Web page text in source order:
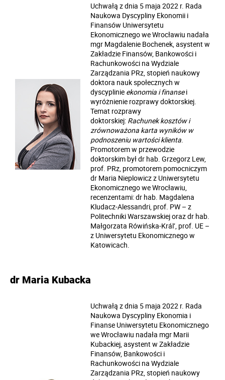
Uchwałą z dnia 5 maja 2022 r. Rada
Naukowa Dyscypliny Ekonomii i
Finansów Uniwersytetu
Ekonomicznego we Wrocławiu nadała
mgr Magdalenie Bochenek, asystent w
Zakładzie Finansów, Bankowości i
Rachunkowości na Wydziale
Zarządzania PRz, stopień naukowy
doktora nauk społecznych w
dyscyplinie ekonomia i finansei
wyróżnienie rozprawy doktorskiej
Temat rozprawy
doktorskiej: Rachunek kosztów i
zrównoważona karta wyników w
podnoszeniu wartości klienta
Promotorem w przewodzie
doktorskim był dr hab. Grzegorz Lew,
prof. PRz, promotorem pomocniczym
dr Maria Nieplowicz z Uniwersytetu
Ekonomicznego we Wrocławiu,
recenzentami: dr hab. Magdalena
Kludacz-Alessandri, prof. PW – z
Politechniki Warszawskiej oraz dr hab.
Małgorzata Rówińska-Král’, prof. UE –
z Uniwersytetu Ekonomicznego w
Katowicach.
dr Maria Kubacka
Uchwałą z dnia 5 maja 2022 r. Rada
Naukowa Dyscypliny Ekonomia i
Finanse Uniwersytetu Ekonomicznego
we Wrocławiu nadała mgr Marii
Kubackiej, asystent w Zakładzie
Finansów, Bankowości i
Rachunkowości na Wydziale
Zarządzania PRz, stopień naukowy